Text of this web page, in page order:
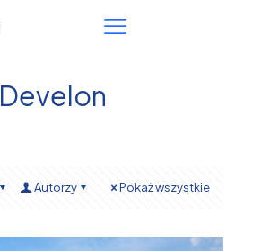
Develon
Autorzy Pokaż wszystkie